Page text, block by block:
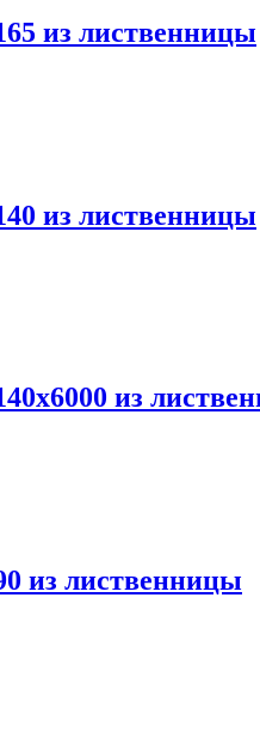
из лиственницы
из лиственницы
из
из лиственницы